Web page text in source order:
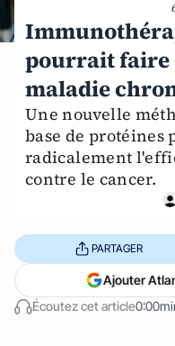
pourrait faire
maladie
Une nouvelle
base de protéines
radicalement
contre le cancer.
Écoutez cet article
PARTAGER
Ajouter